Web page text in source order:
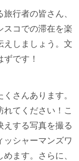
行者の皆さん、
スコでの滞在を楽
えしましょう。文
です！
さんあります。
てください！こ
えする写真を撮る
ッシャーマンズワ
ます。さらに、